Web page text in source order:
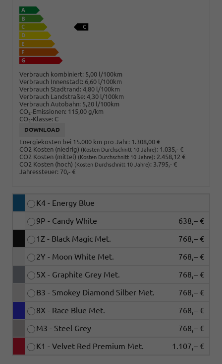
Verbrauch kombiniert: 5,00 l/100km
Verbrauch Innenstadt: 6,60 l/100km
Verbrauch Stadtrand: 4,80 l/100km
Verbrauch Landstraße: 4,30 l/100km
Verbrauch Autobahn: 5,20 l/100km
CO2-Emissionen: 115,00 g/km
CO2-Klasse: C
DOWNLOAD
Energiekosten bei 15.000 km pro Jahr: 1.308,00 €
CO2 Kosten (niedrig) (Kosten Durchschnitt 10 Jahre): 1.035,- €
CO2 Kosten (mittel) (Kosten Durchschnitt 10 Jahre): 2.458,12 €
CO2 Kosten (hoch) (Kosten Durchschnitt 10 Jahre): 3.795,- €
Jahressteuer: 70,- €
K4 - Energy Blue
9P - Candy White
638,– €
1Z - Black Magic Met.
768,– €
2Y - Moon White Met.
768,– €
5X - Graphite Grey Met.
768,– €
B3 - Smokey Diamond Silber Met.
768,– €
8X - Race Blue Met.
768,– €
M3 - Steel Grey
768,– €
K1 - Velvet Red Premium Met.
1.107,– €